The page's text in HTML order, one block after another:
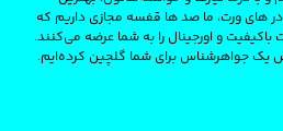
در های ‌ورت، ما صد ها قفسه مجازی داریم که
و اورجینال را به شما عرضه می‌کنند.
یک جواهرشناس برای شما گلچین کرده‌ایم.